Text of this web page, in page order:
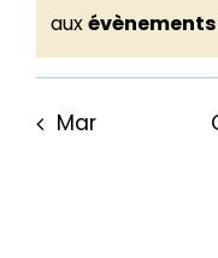
Notice
aux
Mar